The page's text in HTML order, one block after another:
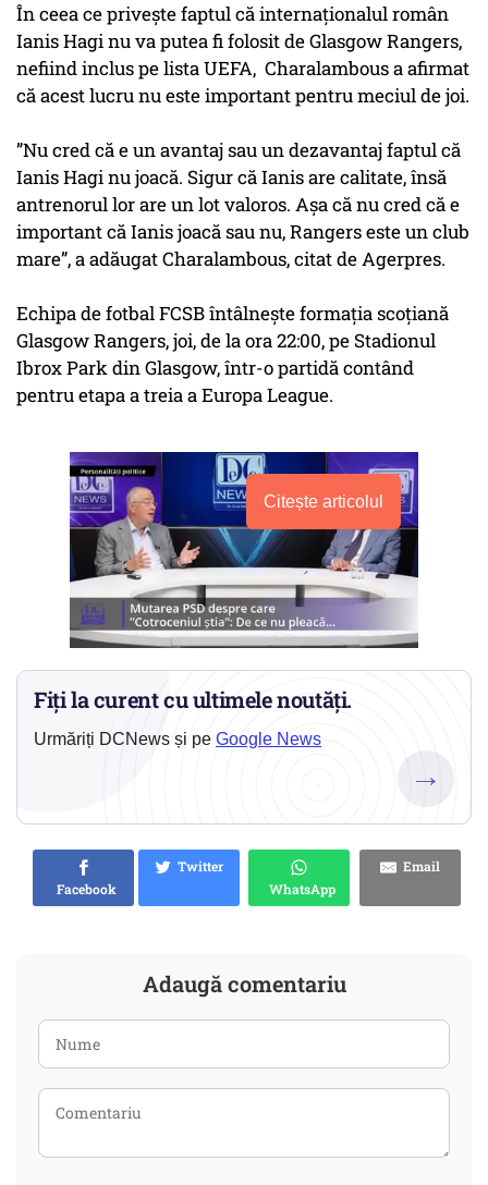
În ceea ce privește faptul că internaționalul român
Ianis Hagi nu va putea fi folosit de Glasgow Rangers,
nefiind inclus pe lista UEFA, Charalambous a afirmat
că acest lucru nu este important pentru meciul de joi.
”Nu cred că e un avantaj sau un dezavantaj faptul că
Ianis Hagi nu joacă. Sigur că Ianis are calitate, însă
antrenorul lor are un lot valoros. Așa că nu cred că e
important că Ianis joacă sau nu, Rangers este un club
mare”, a adăugat Charalambous, citat de Agerpres.
Echipa de fotbal FCSB întâlnește formația scoțiană
Glasgow Rangers, joi, de la ora 22:00, pe Stadionul
Ibrox Park din Glasgow, într-o partidă contând
pentru etapa a treia a Europa League.
Citește articolul
Fiți la curent cu ultimele noutăți.
Urmăriți DCNews și pe Google News
→
Facebook
Twitter
WhatsApp
Email
Adaugă comentariu